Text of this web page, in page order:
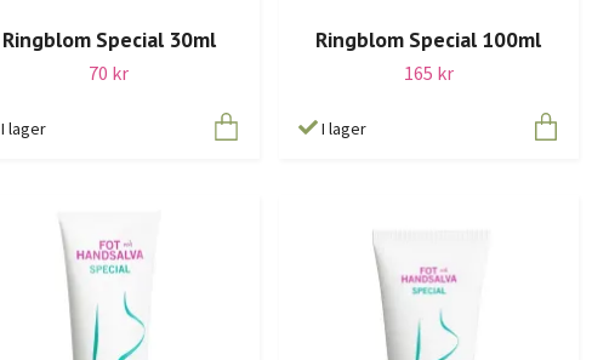
Ringblom Special 30ml
70 kr
I lager
Ringblom Special 100ml
165 kr
I lager